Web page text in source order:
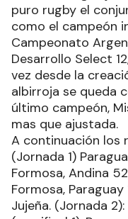
puro rugby el
como el campeón
Campeonato
Desarrollo Select
vez desde la
albirroja se queda
último campeón,
mas que ajustada.
A continuación los
(Jornada 1)
Formosa, Andina
Formosa,
Jujeña. (Jornada